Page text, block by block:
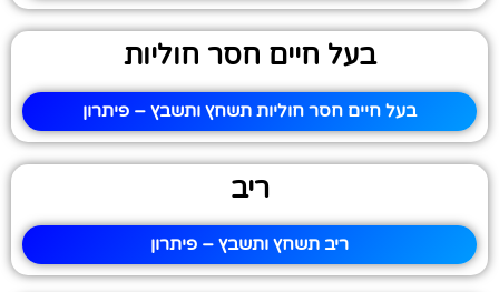
בעל חיים חסר חוליות
בעל חיים חסר חוליות תשחץ ותשבץ – פיתרון
ריב
ריב תשחץ ותשבץ – פיתרון